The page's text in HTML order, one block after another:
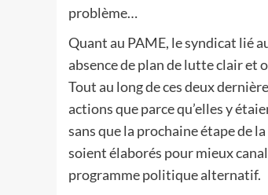
problème…
Quant au PAME, le syndicat lié
absence de plan de lutte clair et
Tout au long de ces deux
actions que parce qu’elles y
sans que la prochaine étape de
soient élaborés pour mieux
programme politique alternatif.